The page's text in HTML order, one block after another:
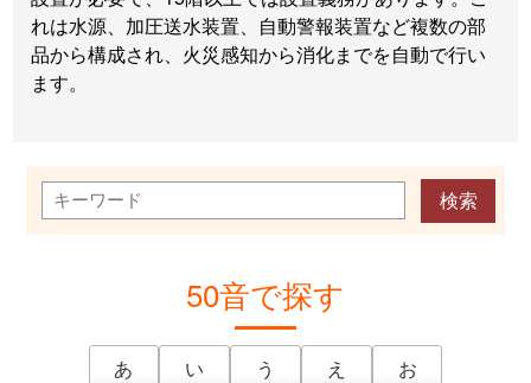
れは水源、加圧送水装置、自動警報装置など複数の部
品から構成され、火災感知から消化までを自動で行い
ます。
50音で探す
あ い う え
お